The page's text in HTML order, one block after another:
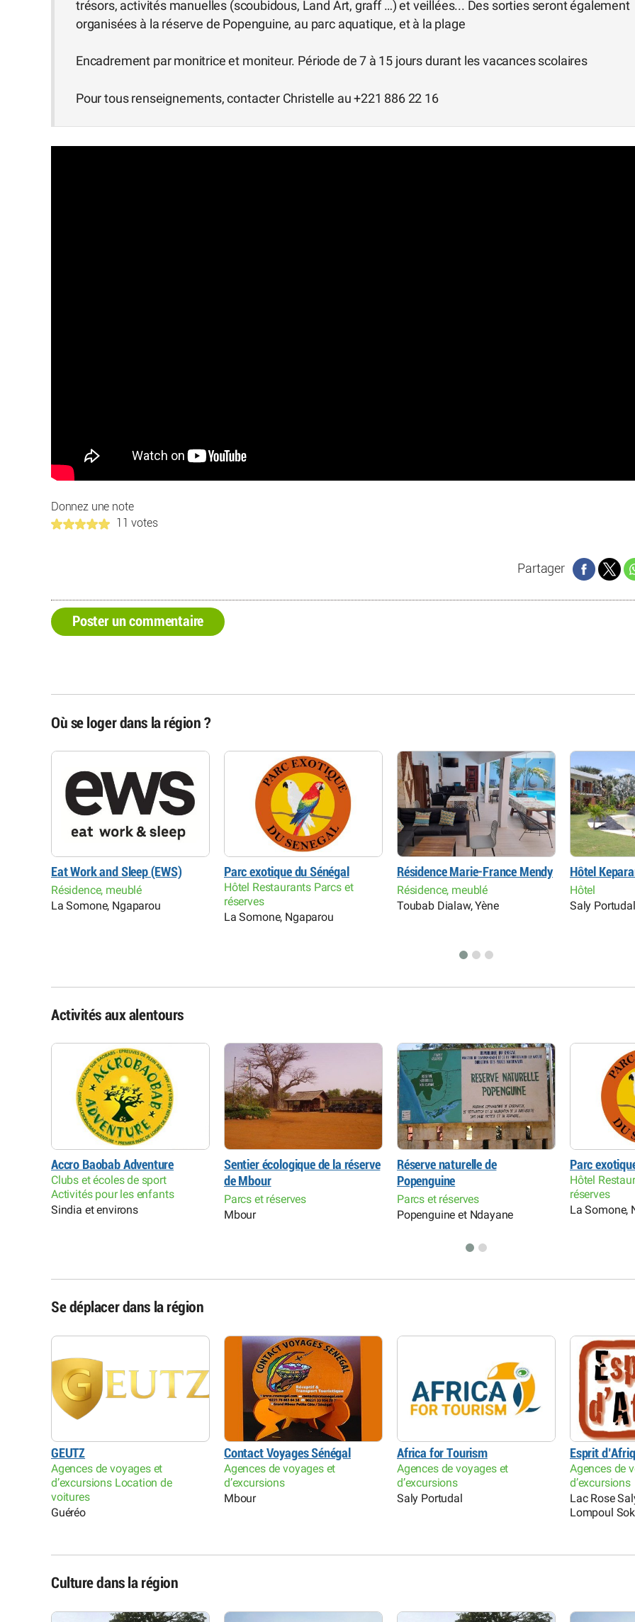
trésors, activités manuelles (scoubidous, Land Art, graff …) et veillées... Des sorties seront également
organisées à la réserve de Popenguine, au parc aquatique, et à la plage
Encadrement par monitrice et moniteur. Période de 7 à 15 jours durant les vacances scolaires
Pour tous renseignements, contacter Christelle au +221 886 22 16
Donnez une note
11 votes
Partager
Poster un commentaire
Où se loger dans la région ?
Eat Work and Sleep (EWS)
Résidence, meublé
La Somone, Ngaparou
Parc exotique du Sénégal
Hôtel Restaurants Parcs et
réserves
La Somone, Ngaparou
Résidence Marie-France Mendy
Résidence, meublé
Toubab Dialaw, Yène
Hôtel
Hôtel
Saly Portudal
Activités aux alentours
Accro Baobab Adventure
Clubs et écoles de sport
Activités pour les enfants
Sindia et environs
Sentier écologique de la réserve
de Mbour
Parcs et réserves
Mbour
Réserve naturelle de
Popenguine
Parcs et réserves
Popenguine et Ndayane
Parc
Hôtel
réserves
La Somone,
Se déplacer dans la région
GEUTZ
Agences de voyages et
d’excursions Location de
voitures
Guéréo
Contact Voyages Sénégal
Agences de voyages et
d’excursions
Mbour
Africa for Tourism
Agences de voyages et
d’excursions
Saly Portudal
Esprit
Agences de
d’excursions
Lac Rose
Lompoul
Culture dans la région